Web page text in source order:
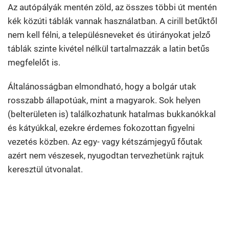
Az autópályák mentén zöld, az összes többi út mentén
kék közúti táblák vannak használatban. A cirill betűktől
nem kell félni, a településneveket és útirányokat jelző
táblák szinte kivétel nélkül tartalmazzák a latin betűs
megfelelőt is.
Általánosságban elmondható, hogy a bolgár utak
rosszabb állapotúak, mint a magyarok. Sok helyen
(belterületen is) találkozhatunk hatalmas bukkanókkal
és kátyúkkal, ezekre érdemes fokozottan figyelni
vezetés közben. Az egy- vagy kétszámjegyű főutak
azért nem vészesek, nyugodtan tervezhetünk rajtuk
keresztül útvonalat.